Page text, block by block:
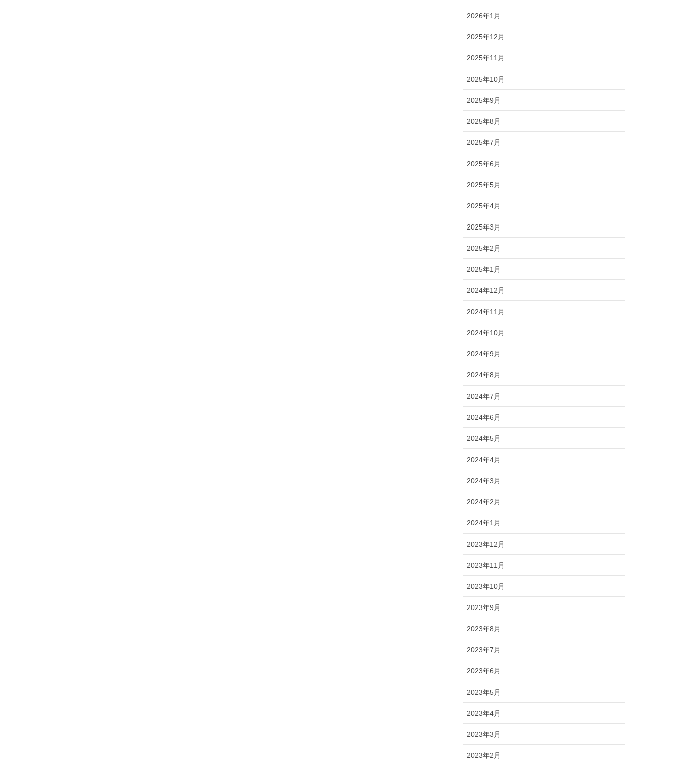
2026年1月
2025年12月
2025年11月
2025年10月
2025年9月
2025年8月
2025年7月
2025年6月
2025年5月
2025年4月
2025年3月
2025年2月
2025年1月
2024年12月
2024年11月
2024年10月
2024年9月
2024年8月
2024年7月
2024年6月
2024年5月
2024年4月
2024年3月
2024年2月
2024年1月
2023年12月
2023年11月
2023年10月
2023年9月
2023年8月
2023年7月
2023年6月
2023年5月
2023年4月
2023年3月
2023年2月